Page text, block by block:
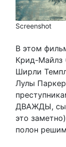
Screenshot
В этом
Крид-Майлз
Ширли
Лулы
ДВАЖДЫ,
это
полон